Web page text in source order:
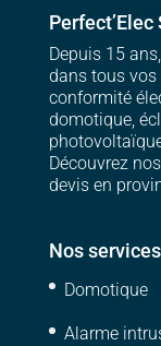
Perfect’Elec
Depuis 15
dans tous vos
conformité
domotique,
Découvrez
devis en
Nos services
Domotique
Alarme